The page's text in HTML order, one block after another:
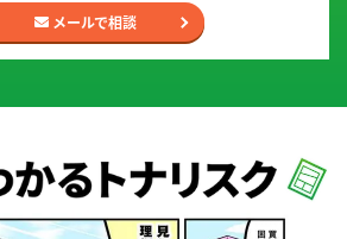
メールで相談
マンガでわかるトナリスク